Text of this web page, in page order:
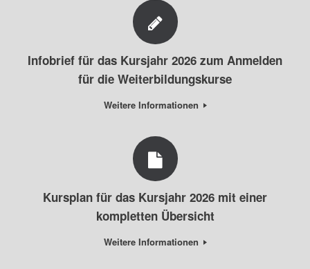
Infobrief für das Kursjahr 2026 zum Anmelden
für die Weiterbildungskurse
Weitere Informationen
Kursplan für das Kursjahr 2026 mit einer
kompletten Übersicht
Weitere Informationen